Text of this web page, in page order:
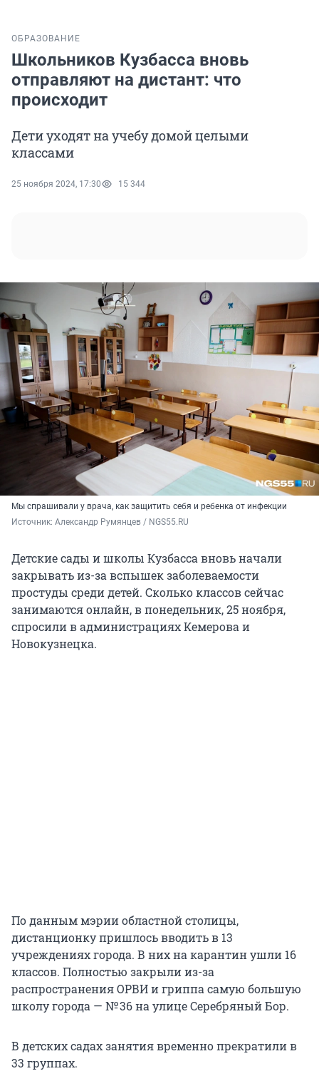
ОБРАЗОВАНИЕ
Школьников Кузбасса вновь
отправляют на дистант: что
происходит
Дети уходят на учебу домой целыми
классами
25 ноября 2024, 17:30 15 344
Мы спрашивали у врача, как защитить себя и ребенка от инфекции
Источник: Александр Румянцев / NGS55.RU
Детские сады и школы Кузбасса вновь начали
закрывать из-за вспышек заболеваемости
простуды среди детей. Сколько классов сейчас
занимаются онлайн, в понедельник, 25 ноября,
спросили в администрациях Кемерова и
Новокузнецка.
По данным мэрии областной столицы,
дистанционку пришлось вводить в 13
учреждениях города. В них на карантин ушли 16
классов. Полностью закрыли из-за
распространения ОРВИ и гриппа самую большую
школу города — № 36 на улице Серебряный Бор.
В детских садах занятия временно прекратили в
33 группах.